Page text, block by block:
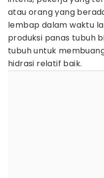
atau orang yang
lembap dalam waktu
produksi panas tubuh
tubuh untuk
hidrasi relatif baik.